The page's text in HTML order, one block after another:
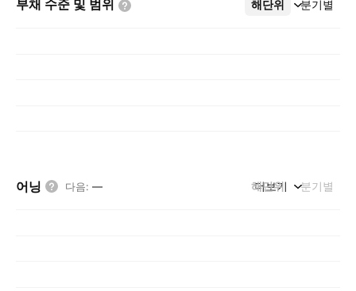
부채 수준 및 범위 해단위 분기별
더보기
어닝 다음: — 해단위 분기별
더보기